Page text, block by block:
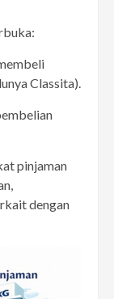
Classita).
pinjaman
dengan